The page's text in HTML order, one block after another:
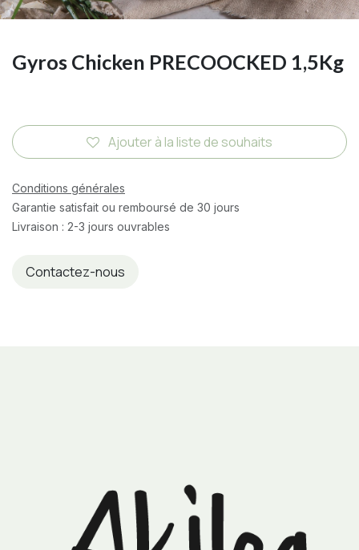
Gyros Chicken PRECOOCKED 1,5Kg
Ajouter à la liste de souhaits
Conditions générales
Garantie satisfait ou remboursé de 30 jours
Livraison : 2-3 jours ouvrables
Contactez-nous